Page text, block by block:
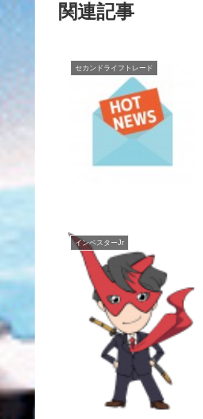
関連記事
セカンドライフトレード
インベスターJr